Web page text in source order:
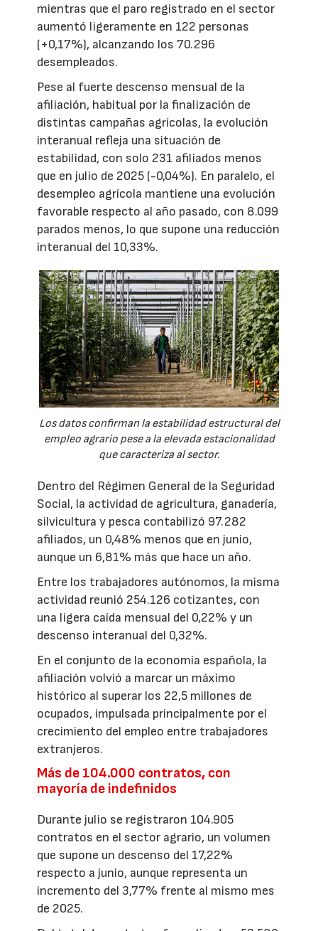
mientras que el paro registrado en el sector
aumentó ligeramente en 122 personas
(+0,17%), alcanzando los 70.296
desempleados.
Pese al fuerte descenso mensual de la
afiliación, habitual por la finalización de
distintas campañas agrícolas, la evolución
interanual refleja una situación de
estabilidad, con solo 231 afiliados menos
que en julio de 2025 (-0,04%). En paralelo, el
desempleo agrícola mantiene una evolución
favorable respecto al año pasado, con 8.099
parados menos, lo que supone una reducción
interanual del 10,33%.
Los datos confirman la estabilidad estructural del
empleo agrario pese a la elevada estacionalidad
que caracteriza al sector.
Dentro del Régimen General de la Seguridad
Social, la actividad de agricultura, ganadería,
silvicultura y pesca contabilizó 97.282
afiliados, un 0,48% menos que en junio,
aunque un 6,81% más que hace un año.
Entre los trabajadores autónomos, la misma
actividad reunió 254.126 cotizantes, con
una ligera caída mensual del 0,22% y un
descenso interanual del 0,32%.
En el conjunto de la economía española, la
afiliación volvió a marcar un máximo
histórico al superar los 22,5 millones de
ocupados, impulsada principalmente por el
crecimiento del empleo entre trabajadores
extranjeros.
Más de 104.000 contratos, con
mayoría de indefinidos
Durante julio se registraron 104.905
contratos en el sector agrario, un volumen
que supone un descenso del 17,22%
respecto a junio, aunque representa un
incremento del 3,77% frente al mismo mes
de 2025.